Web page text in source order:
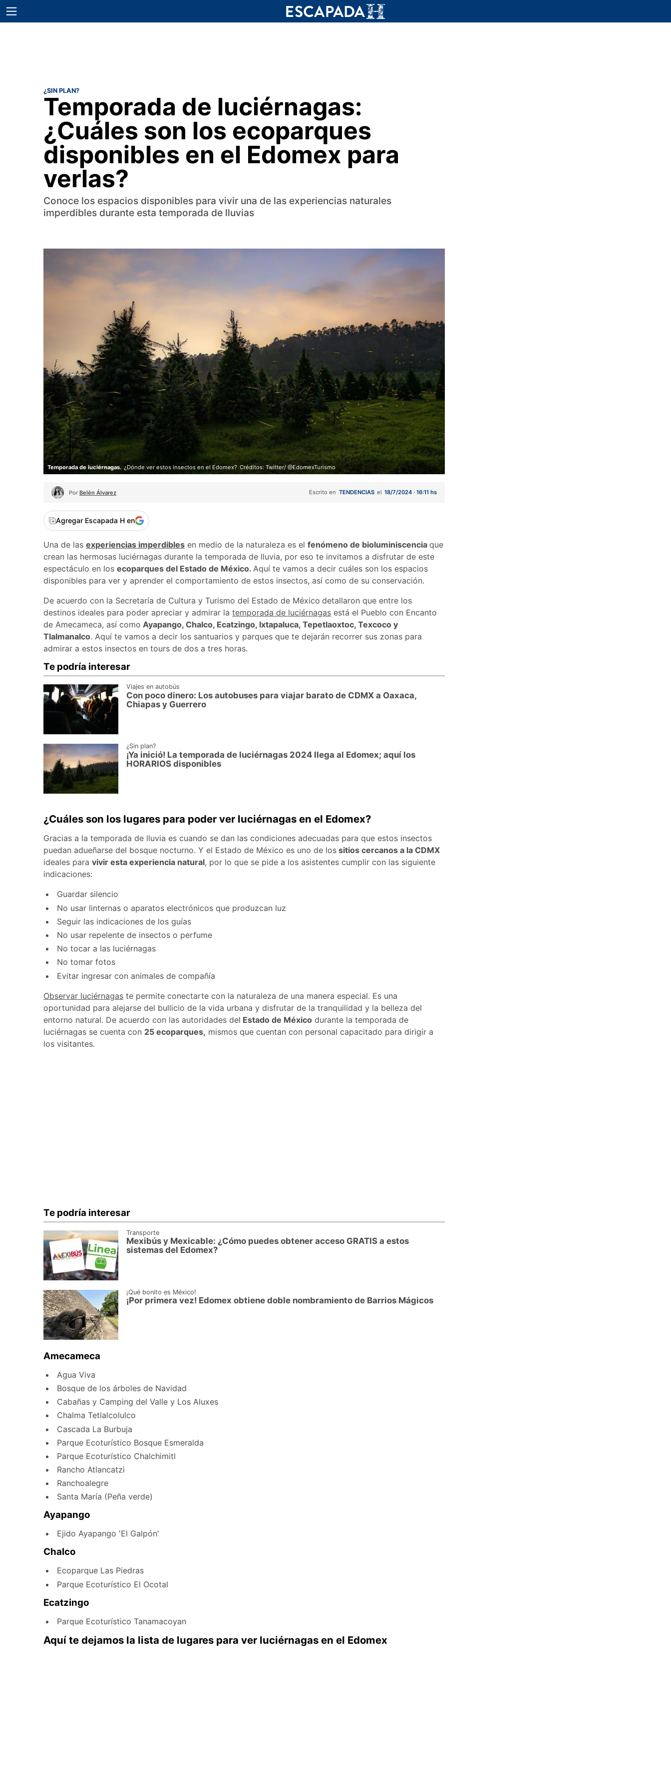
¿SIN PLAN?
Temporada de luciérnagas:
¿Cuáles son los ecoparques
disponibles en el Edomex para
verlas?
Conoce los espacios disponibles para vivir una de las experiencias naturales
imperdibles durante esta temporada de lluvias
Temporada de luciérnagas. ¿Dónde ver estos insectos en el Edomex? Créditos: Twitter/ @EdomexTurismo
Por Belén Álvarez Escrito en TENDENCIAS el 18/7/2024 · 16:11 hs
Agregar Escapada H en
Una de las experiencias imperdibles en medio de la naturaleza es el fenómeno de bioluminiscencia que
crean las hermosas luciérnagas durante la temporada de lluvia, por eso te invitamos a disfrutar de este
espectáculo en los ecoparques del Estado de México. Aquí te vamos a decir cuáles son los espacios
disponibles para ver y aprender el comportamiento de estos insectos, así como de su conservación.
De acuerdo con la Secretaría de Cultura y Turismo del Estado de México detallaron que entre los
destinos ideales para poder apreciar y admirar la temporada de luciérnagas está el Pueblo con Encanto
de Amecameca, así como Ayapango, Chalco, Ecatzingo, Ixtapaluca, Tepetlaoxtoc, Texcoco y
Tlalmanalco. Aquí te vamos a decir los santuarios y parques que te dejarán recorrer sus zonas para
admirar a estos insectos en tours de dos a tres horas.
Te podría interesar
Viajes en autobús
Con poco dinero: Los autobuses para viajar barato de CDMX a Oaxaca,
Chiapas y Guerrero
¿Sin plan?
¡Ya inició! La temporada de luciérnagas 2024 llega al Edomex; aquí los
HORARIOS disponibles
¿Cuáles son los lugares para poder ver luciérnagas en el Edomex?
Gracias a la temporada de lluvia es cuando se dan las condiciones adecuadas para que estos insectos
puedan adueñarse del bosque nocturno. Y el Estado de México es uno de los sitios cercanos a la CDMX
ideales para vivir esta experiencia natural, por lo que se pide a los asistentes cumplir con las siguiente
indicaciones:
Guardar silencio
No usar linternas o aparatos electrónicos que produzcan luz
Seguir las indicaciones de los guías
No usar repelente de insectos o perfume
No tocar a las luciérnagas
No tomar fotos
Evitar ingresar con animales de compañía
Observar luciérnagas te permite conectarte con la naturaleza de una manera especial. Es una
oportunidad para alejarse del bullicio de la vida urbana y disfrutar de la tranquilidad y la belleza del
entorno natural. De acuerdo con las autoridades del Estado de México durante la temporada de
luciérnagas se cuenta con 25 ecoparques, mismos que cuentan con personal capacitado para dirigir a
los visitantes.
Te podría interesar
Transporte
Mexibús y Mexicable: ¿Cómo puedes obtener acceso GRATIS a estos
sistemas del Edomex?
¡Qué bonito es México!
¡Por primera vez! Edomex obtiene doble nombramiento de Barrios Mágicos
Amecameca
Agua Viva
Bosque de los árboles de Navidad
Cabañas y Camping del Valle y Los Aluxes
Chalma Tetlalcolulco
Cascada La Burbuja
Parque Ecoturístico Bosque Esmeralda
Parque Ecoturístico Chalchimitl
Rancho Atlancatzi
Ranchoalegre
Santa María (Peña verde)
Ayapango
Ejido Ayapango 'El Galpón'
Chalco
Ecoparque Las Piedras
Parque Ecoturístico El Ocotal
Ecatzingo
Parque Ecoturístico Tanamacoyan
Aquí te dejamos la lista de lugares para ver luciérnagas en el Edomex